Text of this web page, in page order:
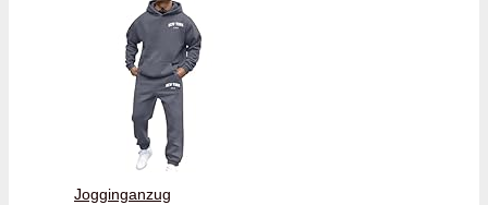
Jogginganzug